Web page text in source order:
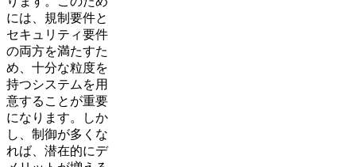
には、規制要件と
セキュリティ要件
の両方を満たすた
め、十分な粒度を
持つシステムを用
意することが重要
になります。しか
し、制御が多くな
れば、潜在的にデ